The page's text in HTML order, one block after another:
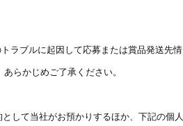
ラブルに起因して応募または賞品発送先情
らかじめご了承ください。
して当社がお預かりするほか、下記の個人